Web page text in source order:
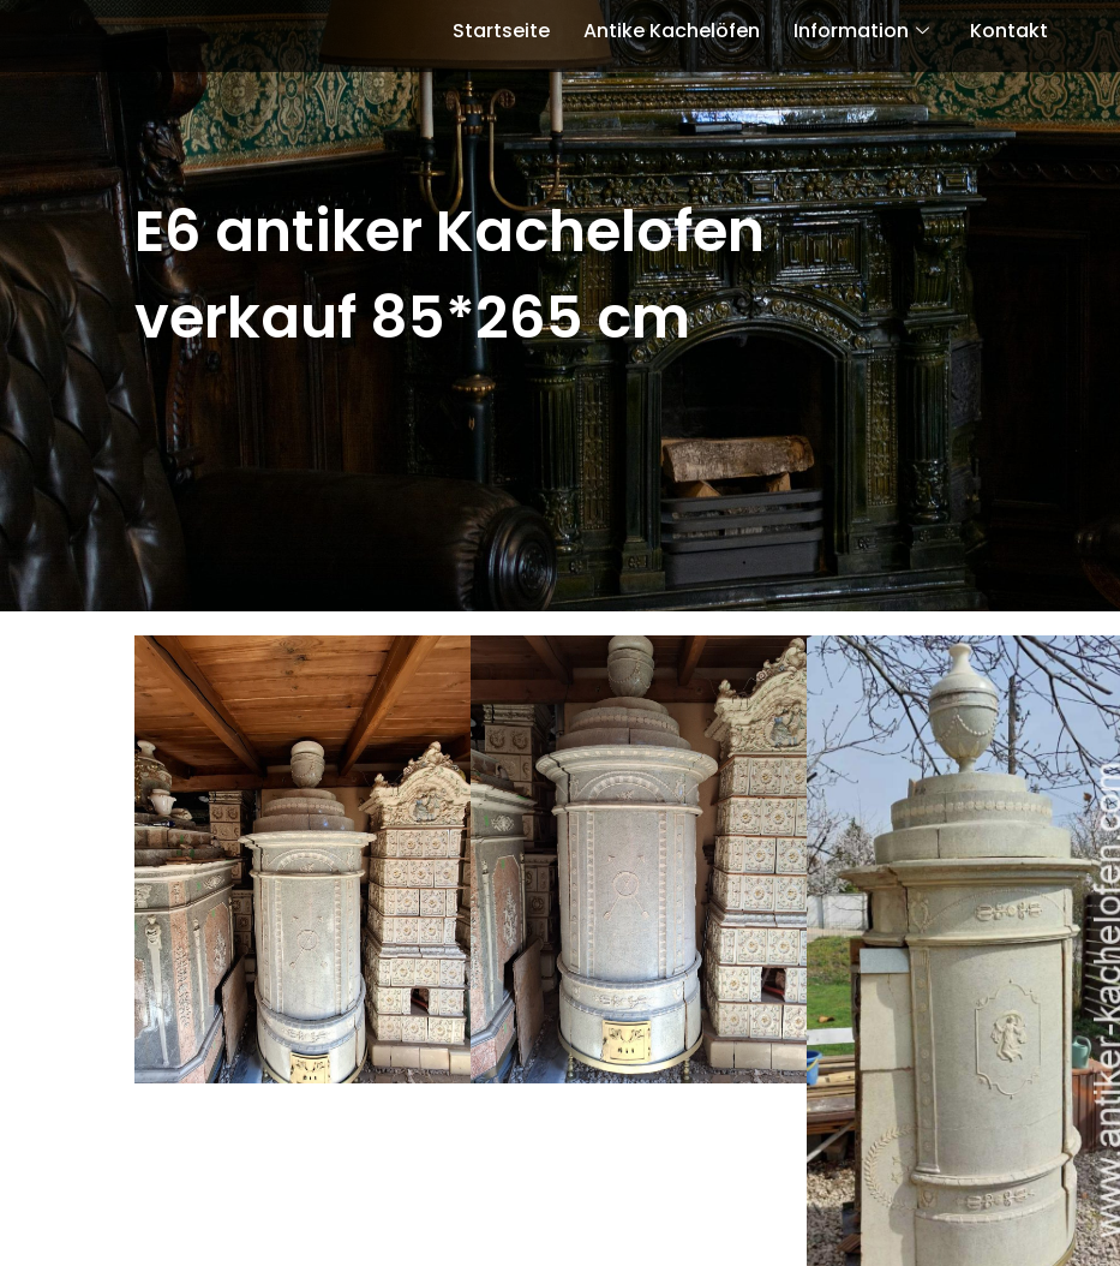
Startseite Antike Kachelöfen Information Kontakt
E6 antiker Kachelofen
verkauf 85*265 cm